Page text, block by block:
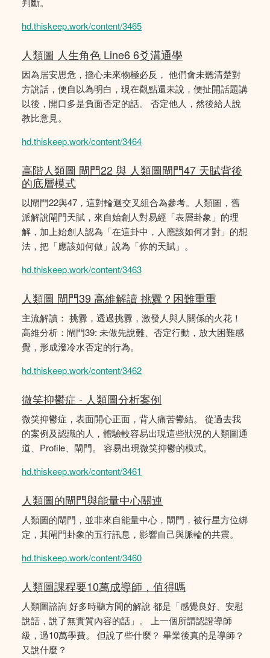
hd.thiskeep.work/content/3465
人類圖 人生角色 Line6 6爻溝通學
因為居安思危，擔心未來物極必反， 他們會未聽清楚對
方說話，便自以為明白，現在觀點還未說，便扯開話題講
以後，開口多是負面否定的話。 否定他人，然後給人說
教比意見。
hd.thiskeep.work/content/3464
高階人類圖 閘門22 與 人類圖閘門47 天賦背後
的底層模式
以閘門22與47，這對輪迴交叉組合為參考。人類圖，舊
派解說閘門天賦，來自始創人對易經「表層卦象」的理
解，加上始創人認為「在這卦中，人應該如何才對」的想
法，把「應該如何做」說為「你的天賦」。
hd.thiskeep.work/content/3463
人類圖 閘門39 高維解讀 挑釁？困難重重
主流解讀： 挑釁，透過挑釁，激發人與人關係的火花！
高維分析：閘門39: 未做先說難、否定行動，放大困難感
覺，形成潑冷水否定的行為。
hd.thiskeep.work/content/3462
微笑抑鬱症 - 人類圖分析案例
微笑抑鬱症，表面開心正面，背人痛苦鬰結。 從過去我
的案例及認識的人，體驗較容易出現這些狀況的人類圖通
道、Profile、閘門。 容易出現微笑抑鬱的模式。
hd.thiskeep.work/content/3461
人類圖的閘門與能量中心關連
人類圖的閘門，並非來自能量中心，閘門，被行星方位綁
定，其閘門卦象的五行訊息，影響自己與脈輪的共震。
hd.thiskeep.work/content/3460
人類圖課程要10萬成導師，值得嗎
人類圖諮詢 好多時聽方間的解說 都是「感覺良好、安慰
說話，說了無實質內容的話」。 上一個所謂認證導師
級，過10萬學費。 但說了些什麼？ 畢業後真的是導師？
又說什麼？